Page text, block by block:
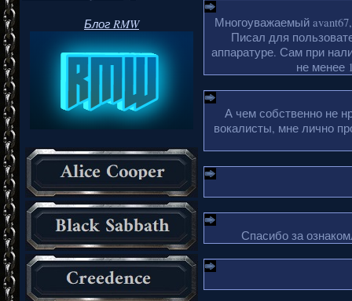
Блог RMW
Многоуважаемый
Писал для
аппаратуре. Сам при
не менее
А чем собственно не
вокалисты, мне лично
Спасибо за